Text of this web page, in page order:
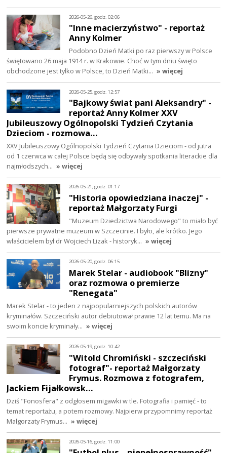
2026-05-26, godz. 02:06
"Inne macierzyństwo" - reportaż
Anny Kolmer
Podobno Dzień Matki po raz pierwszy w Polsce
świętowano 26 maja 1914 r. w Krakowie. Choć w tym dniu święto
obchodzone jest tylko w Polsce, to Dzień Matki… » więcej
2026-05-25, godz. 12:57
"Bajkowy świat pani Aleksandry" -
reportaż Anny Kolmer XXV
Jubileuszowy Ogólnopolski Tydzień Czytania
Dzieciom - rozmowa…
XXV Jubileuszowy Ogólnopolski Tydzień Czytania Dzieciom - od jutra
od 1 czerwca w całej Polsce będą się odbywały spotkania literackie dla
najmłodszych… » więcej
2026-05-21, godz. 01:17
"Historia opowiedziana inaczej" -
reportaż Małgorzaty Furgi
"Muzeum Dziedzictwa Narodowego" to miało być
pierwsze prywatne muzeum w Szczecinie. I było, ale krótko. Jego
właścicielem był dr Wojciech Lizak - historyk… » więcej
2026-05-20, godz. 06:15
Marek Stelar - audiobook "Blizny"
oraz rozmowa o premierze
"Renegata"
Marek Stelar - to jeden z najpopularniejszych polskich autorów
kryminałów. Szczeciński autor debiutował prawie 12 lat temu. Ma na
swoim koncie kryminały… » więcej
2026-05-19, godz. 10:42
"Witold Chromiński - szczeciński
fotograf"- reportaż Małgorzaty
Frymus. Rozmowa z fotografem,
Jackiem Fijałkowsk…
Dziś "Fonosfera" z odgłosem migawki w tle. Fotografia i pamięć - to
temat reportażu, a potem rozmowy. Najpierw przypomnimy reportaż
Małgorzaty Frymus… » więcej
2026-05-16, godz. 11:00